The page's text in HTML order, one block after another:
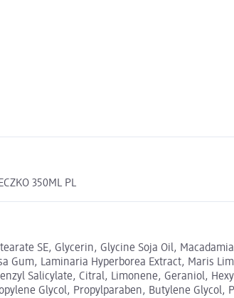
350ML PL
SE, Glycerin, Glycine Soja Oil,
Laminaria Hyperborea Extract, Maris
Salicylate, Citral, Limonene, Geraniol,
Glycol, Propylparaben, Butylene Glycol,